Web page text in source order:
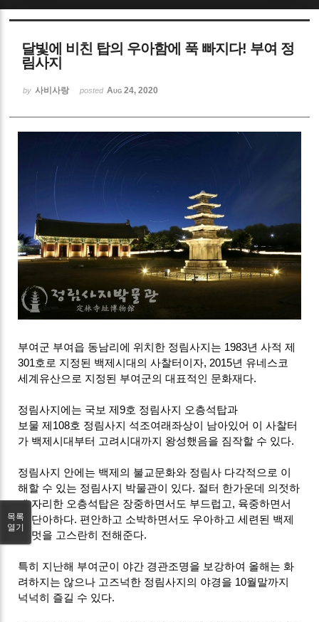
달빛에 비친 탑의 우아함에 푹 빠지다! 부여 정
림사지
by 사비사랑 posted Aug 24, 2020
부여군 부여읍 동남리에 위치한 정림사지는 1983년 사적 제
301호로 지정된 백제시대의 사찰터이자, 2015년 유네스코
세계유산으로 지정된 부여군의 대표적인 문화재다.
정림사지에는 국보 제9호 정림사지 오층석탑과
보물 제108호 정림사지 석조여래좌상이 남아있어 이 사찰터
가 백제시대부터 고려시대까지 왕성했음을 짐작할 수 있다.
정림사지 안에는 백제의 불교문화와 정림사 다각적으로 이
해할 수 있는 정림사지 박물관이 있다. 절터 한가운데 의젓하
게 자리한 오층석탑은 장중하면서도 부드럽고, 육중하면서
도 단아하다. 편안하고 소박하면서도 우아하고 세련된 백제
의 멋을 고스란히 전해준다.
특히 지난해 부여군이 야간 경관조명을 보강하여 올해는 화
려하지는 않으나 고즈넉한 정림사지의 야경을 10월말까지
넉넉히 즐길 수 있다.
목록
열기
Sketchbook5, 스케치북5
Sketchbook5, 스케치북5